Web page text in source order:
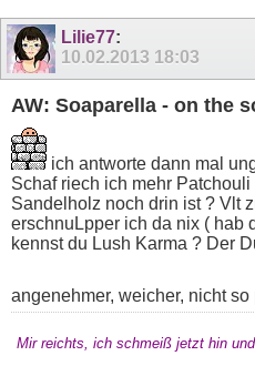
Lilie77:
10.02.2013 18:03
AW: Soaparella - on the
ich antworte dann mal
Schaf riech ich mehr Patchouli
Sandelholz noch drin ist ? Vlt
erschnuLpper ich da nix ( hab
kennst du Lush Karma ? Der
angenehmer, weicher, nicht
Mir reichts, ich schmeiß jetzt hin